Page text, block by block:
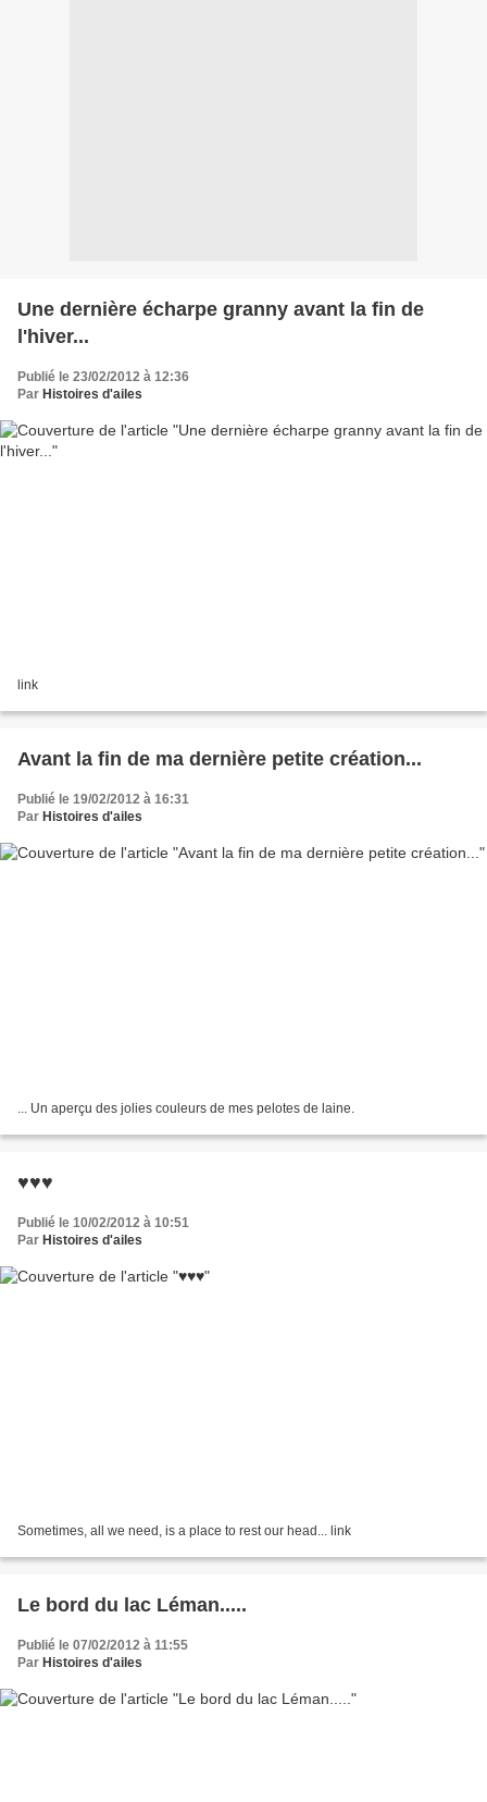
Une dernière écharpe granny avant la fin de
l'hiver...
Publié le 23/02/2012 à 12:36
Par Histoires d'ailes
link
Avant la fin de ma dernière petite création...
Publié le 19/02/2012 à 16:31
Par Histoires d'ailes
... Un aperçu des jolies couleurs de mes pelotes de laine.
♥♥♥
Publié le 10/02/2012 à 10:51
Par Histoires d'ailes
Sometimes, all we need, is a place to rest our head... link
Le bord du lac Léman.....
Publié le 07/02/2012 à 11:55
Par Histoires d'ailes